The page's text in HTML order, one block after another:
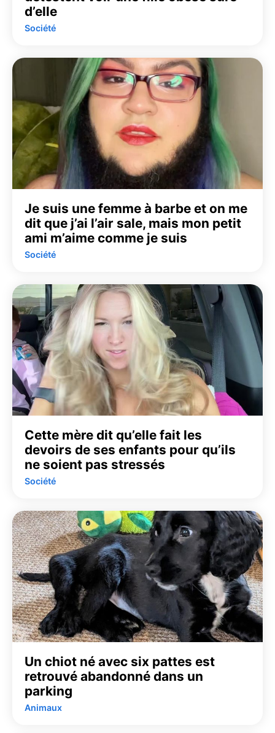
d’elle
Société
Je suis une femme à barbe et on me
dit que j’ai l’air sale, mais mon petit
ami m’aime comme je suis
Société
Cette mère dit qu’elle fait les
devoirs de ses enfants pour qu’ils
ne soient pas stressés
Société
Un chiot né avec six pattes est
retrouvé abandonné dans un
parking
Animaux